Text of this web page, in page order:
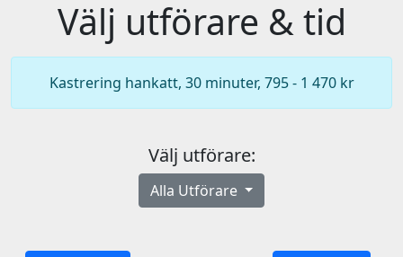
Välj utförare & tid
Kastrering hankatt, 30 minuter, 795 - 1 470 kr
Välj utförare:
Alla Utförare